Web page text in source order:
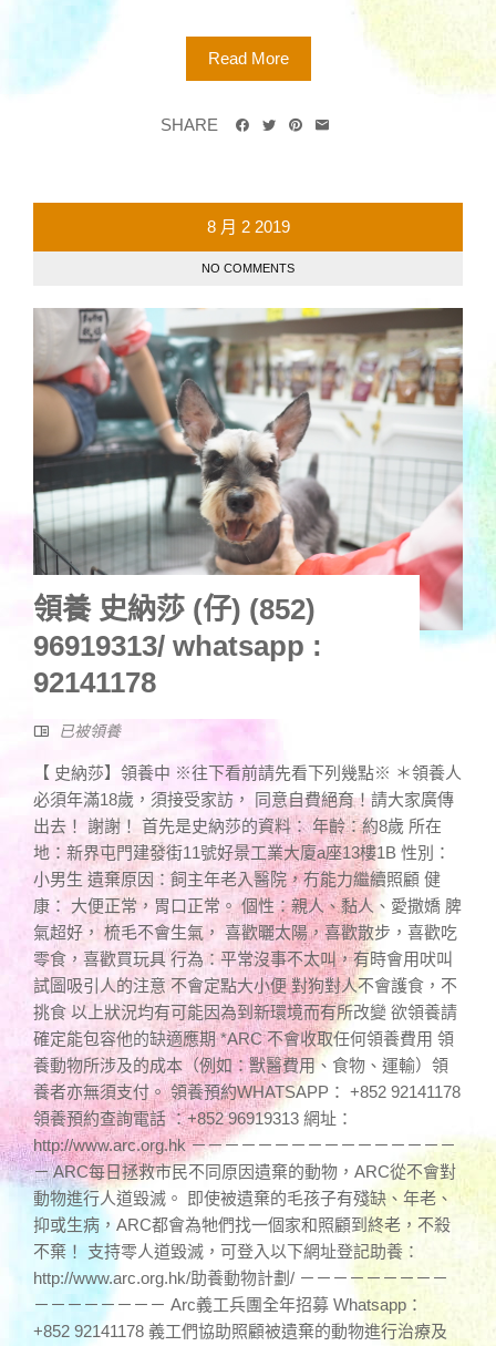
Read More
SHARE
8 月 2 2019
NO COMMENTS
領養 史納莎 (仔) (852)
96919313/ whatsapp :
92141178
已被領養
【 史納莎】領養中 ※往下看前請先看下列幾點※ ＊領養人
必須年滿18歲，須接受家訪， 同意自費絕育！請大家廣傳
出去！ 謝謝！ 首先是史納莎的資料： 年齡：約8歲 所在
地：新界屯門建發街11號好景工業大廈a座13樓1B 性別：
小男生 遺棄原因：飼主年老入醫院，冇能力繼續照顧 健
康： 大便正常，胃口正常。 個性：親人、黏人、愛撒嬌 脾
氣超好， 梳毛不會生氣， 喜歡曬太陽，喜歡散步，喜歡吃
零食，喜歡買玩具 行為：平常沒事不太叫，有時會用吠叫
試圖吸引人的注意 不會定點大小便 對狗對人不會護食，不
挑食 以上狀況均有可能因為到新環境而有所改變 欲領養請
確定能包容他的缺適應期 *ARC 不會收取任何領養費用 領
養動物所涉及的成本（例如：獸醫費用、食物、運輸）領
養者亦無須支付。 領養預約WHATSAPP： +852 92141178
領養預約查詢電話 ：+852 96919313 網址：
http://www.arc.org.hk －－－－－－－－－－－－－－－－
－ ARC每日拯救市民不同原因遺棄的動物，ARC從不會對
動物進行人道毀滅。 即使被遺棄的毛孩子有殘缺、年老、
抑或生病，ARC都會為牠們找一個家和照顧到終老，不殺
不棄！ 支持零人道毀滅，可登入以下網址登記助養：
http://www.arc.org.hk/助養動物計劃/ －－－－－－－－－
－－－－－－－－ Arc義工兵團全年招募 Whatsapp：
+852 92141178 義工們協助照顧被遺棄的動物進行治療及